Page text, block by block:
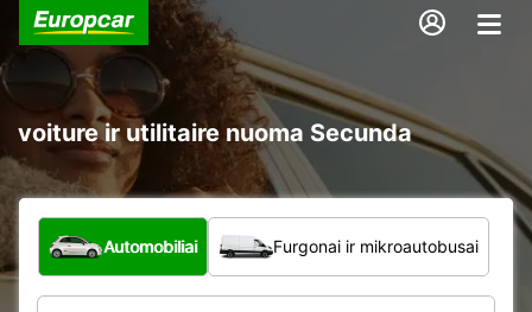
voiture ir utilitaire nuoma Secunda
Kokio tipo automobilis?
Automobiliai Furgonai ir mikroautobusai